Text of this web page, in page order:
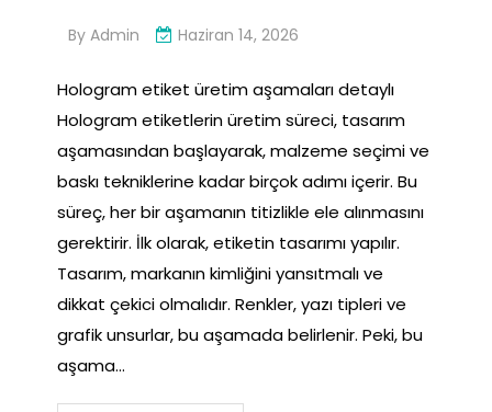
By Admin Haziran 14, 2026
Hologram etiket üretim aşamaları detaylı
Hologram etiketlerin üretim süreci, tasarım
aşamasından başlayarak, malzeme seçimi ve
baskı tekniklerine kadar birçok adımı içerir. Bu
süreç, her bir aşamanın titizlikle ele alınmasını
gerektirir. İlk olarak, etiketin tasarımı yapılır.
Tasarım, markanın kimliğini yansıtmalı ve
dikkat çekici olmalıdır. Renkler, yazı tipleri ve
grafik unsurlar, bu aşamada belirlenir. Peki, bu
aşama…